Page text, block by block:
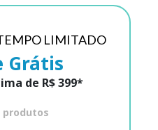
LIMITADO
Grátis
de R$ 399*
produtos